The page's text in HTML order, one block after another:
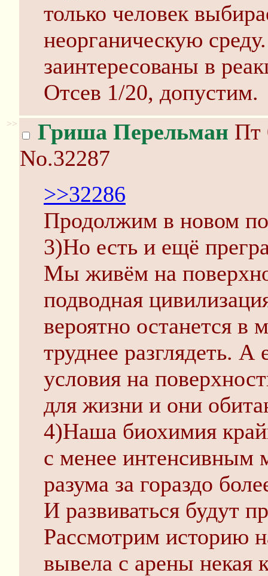
только человек
неорганическую
заинтересованы в
Отсев 1/20, допустим.
>> Гриша Перельман Пт
No.32287
>>32286
Продолжим в новом
3)Но есть и ещё
Мы живём на
подводная
вероятно останется в
труднее разглядеть.
условия на
для жизни и они
4)Наша биохимия
с менее интенсивным
разума за гораздо
И развиваться будут
Рассмотрим историю
вывела с арены некая